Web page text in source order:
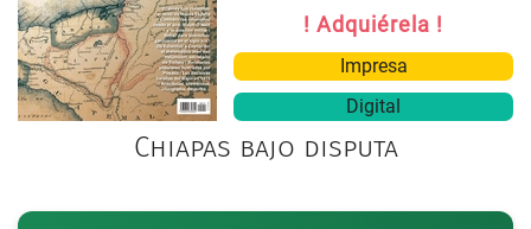
! Adquiérela !
Impresa
Digital
Chiapas bajo disputa